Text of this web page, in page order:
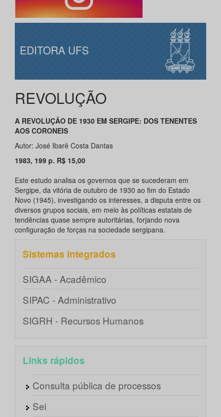
EDITORA UFS
REVOLUÇÃO
A REVOLUÇÃO DE 1930 EM SERGIPE: DOS TENENTES
AOS CORONEIS
Autor: José Ibarê Costa Dantas
1983, 199 p. R$ 15,00
Este estudo analisa os governos que se sucederam em
Sergipe, da vitória de outubro de 1930 ao fim do Estado
Novo (1945), investigando os interesses, a disputa entre os
diversos grupos sociais, em meio às políticas estatais de
tendências quase sempre autoritárias, forjando nova
configuração de forças na sociedade sergipana.
Sistemas integrados
SIGAA - Acadêmico
SIPAC - Administrativo
SIGRH - Recursos Humanos
Links rápidos
Consulta pública de processos
Sei